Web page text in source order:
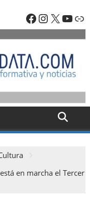
Facebook
X
en marcha el Tercer